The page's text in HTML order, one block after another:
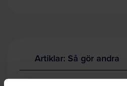
Artiklar: Så gör andra